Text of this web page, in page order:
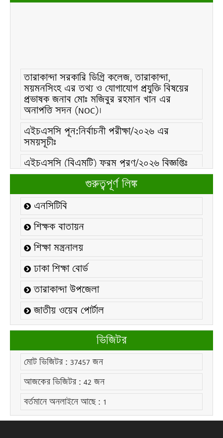
তারাকান্দা সরকারি ডিগ্রি কলেজ, তারাকান্দা,
ময়মনসিংহ এর তথ্য ও যোগাযোগ প্রযুক্তি বিষয়ের
প্রভাষক জনাব মোঃ মজিবুর রহমান খান এর
অনাপত্তি সদন (NOC)।
এইচএসসি পূন:নির্বাচনী পরীক্ষা/২০২৬ এর
সময়সূচীঃ
এইচএসসি (বিএমটি) ফরম পূরণ/২০২৬ বিজ্ঞপ্তিঃ
এইচএসসি ফরম/২০২৬ পূরণ বিজ্ঞপ্তিঃ
২১ ফেব্রুয়ারি/২০২৬ ইং তারিখে “শহিদ দিবস ও
আন্তর্জাতিক মাতৃভাষা দিবস-২০২৬ উদযাপন
উপলক্ষ্যে নোটিশঃ
কলেজ বন্ধ সংক্রান্ত নোটিশঃ
এইচ.এস.সি নির্বাচনী ব্যবহারিক পরীক্ষা/২০২৬ এর
সময়সূচিঃ
২০২১-২২ শিক্ষাবর্ষের ডিগ্রি (পাস) ৩য় বর্ষের ২য়
ইনকোর্স পরীক্ষার সময়সূচীঃ
২০২৫-২৬ শিক্ষাবর্ষের এইচ.এস.সি একাদশ শ্রেণির
শিক্ষার্থীদের উপবৃত্তি সংক্রান্ত বিজ্ঞপ্তিঃ
নোটিশঃ ০১৯
নোটিশঃ ০১৮
বিজ্ঞপ্তিঃ ০১৫
বিজ্ঞপ্তিঃ ০১৪
গুরুত্বপূর্ণ লিঙ্ক
এনসিটিবি
শিক্ষক বাতায়ন
শিক্ষা মন্ত্রনালয়
ঢাকা শিক্ষা বোর্ড
তারাকান্দা উপজেলা
জাতীয় ওয়েব পোর্টাল
ভিজিটর
মোট ভিজিটর :37457 জন
আজকের ভিজিটর :42 জন
বর্তমানে অনলাইনে আছে : 1